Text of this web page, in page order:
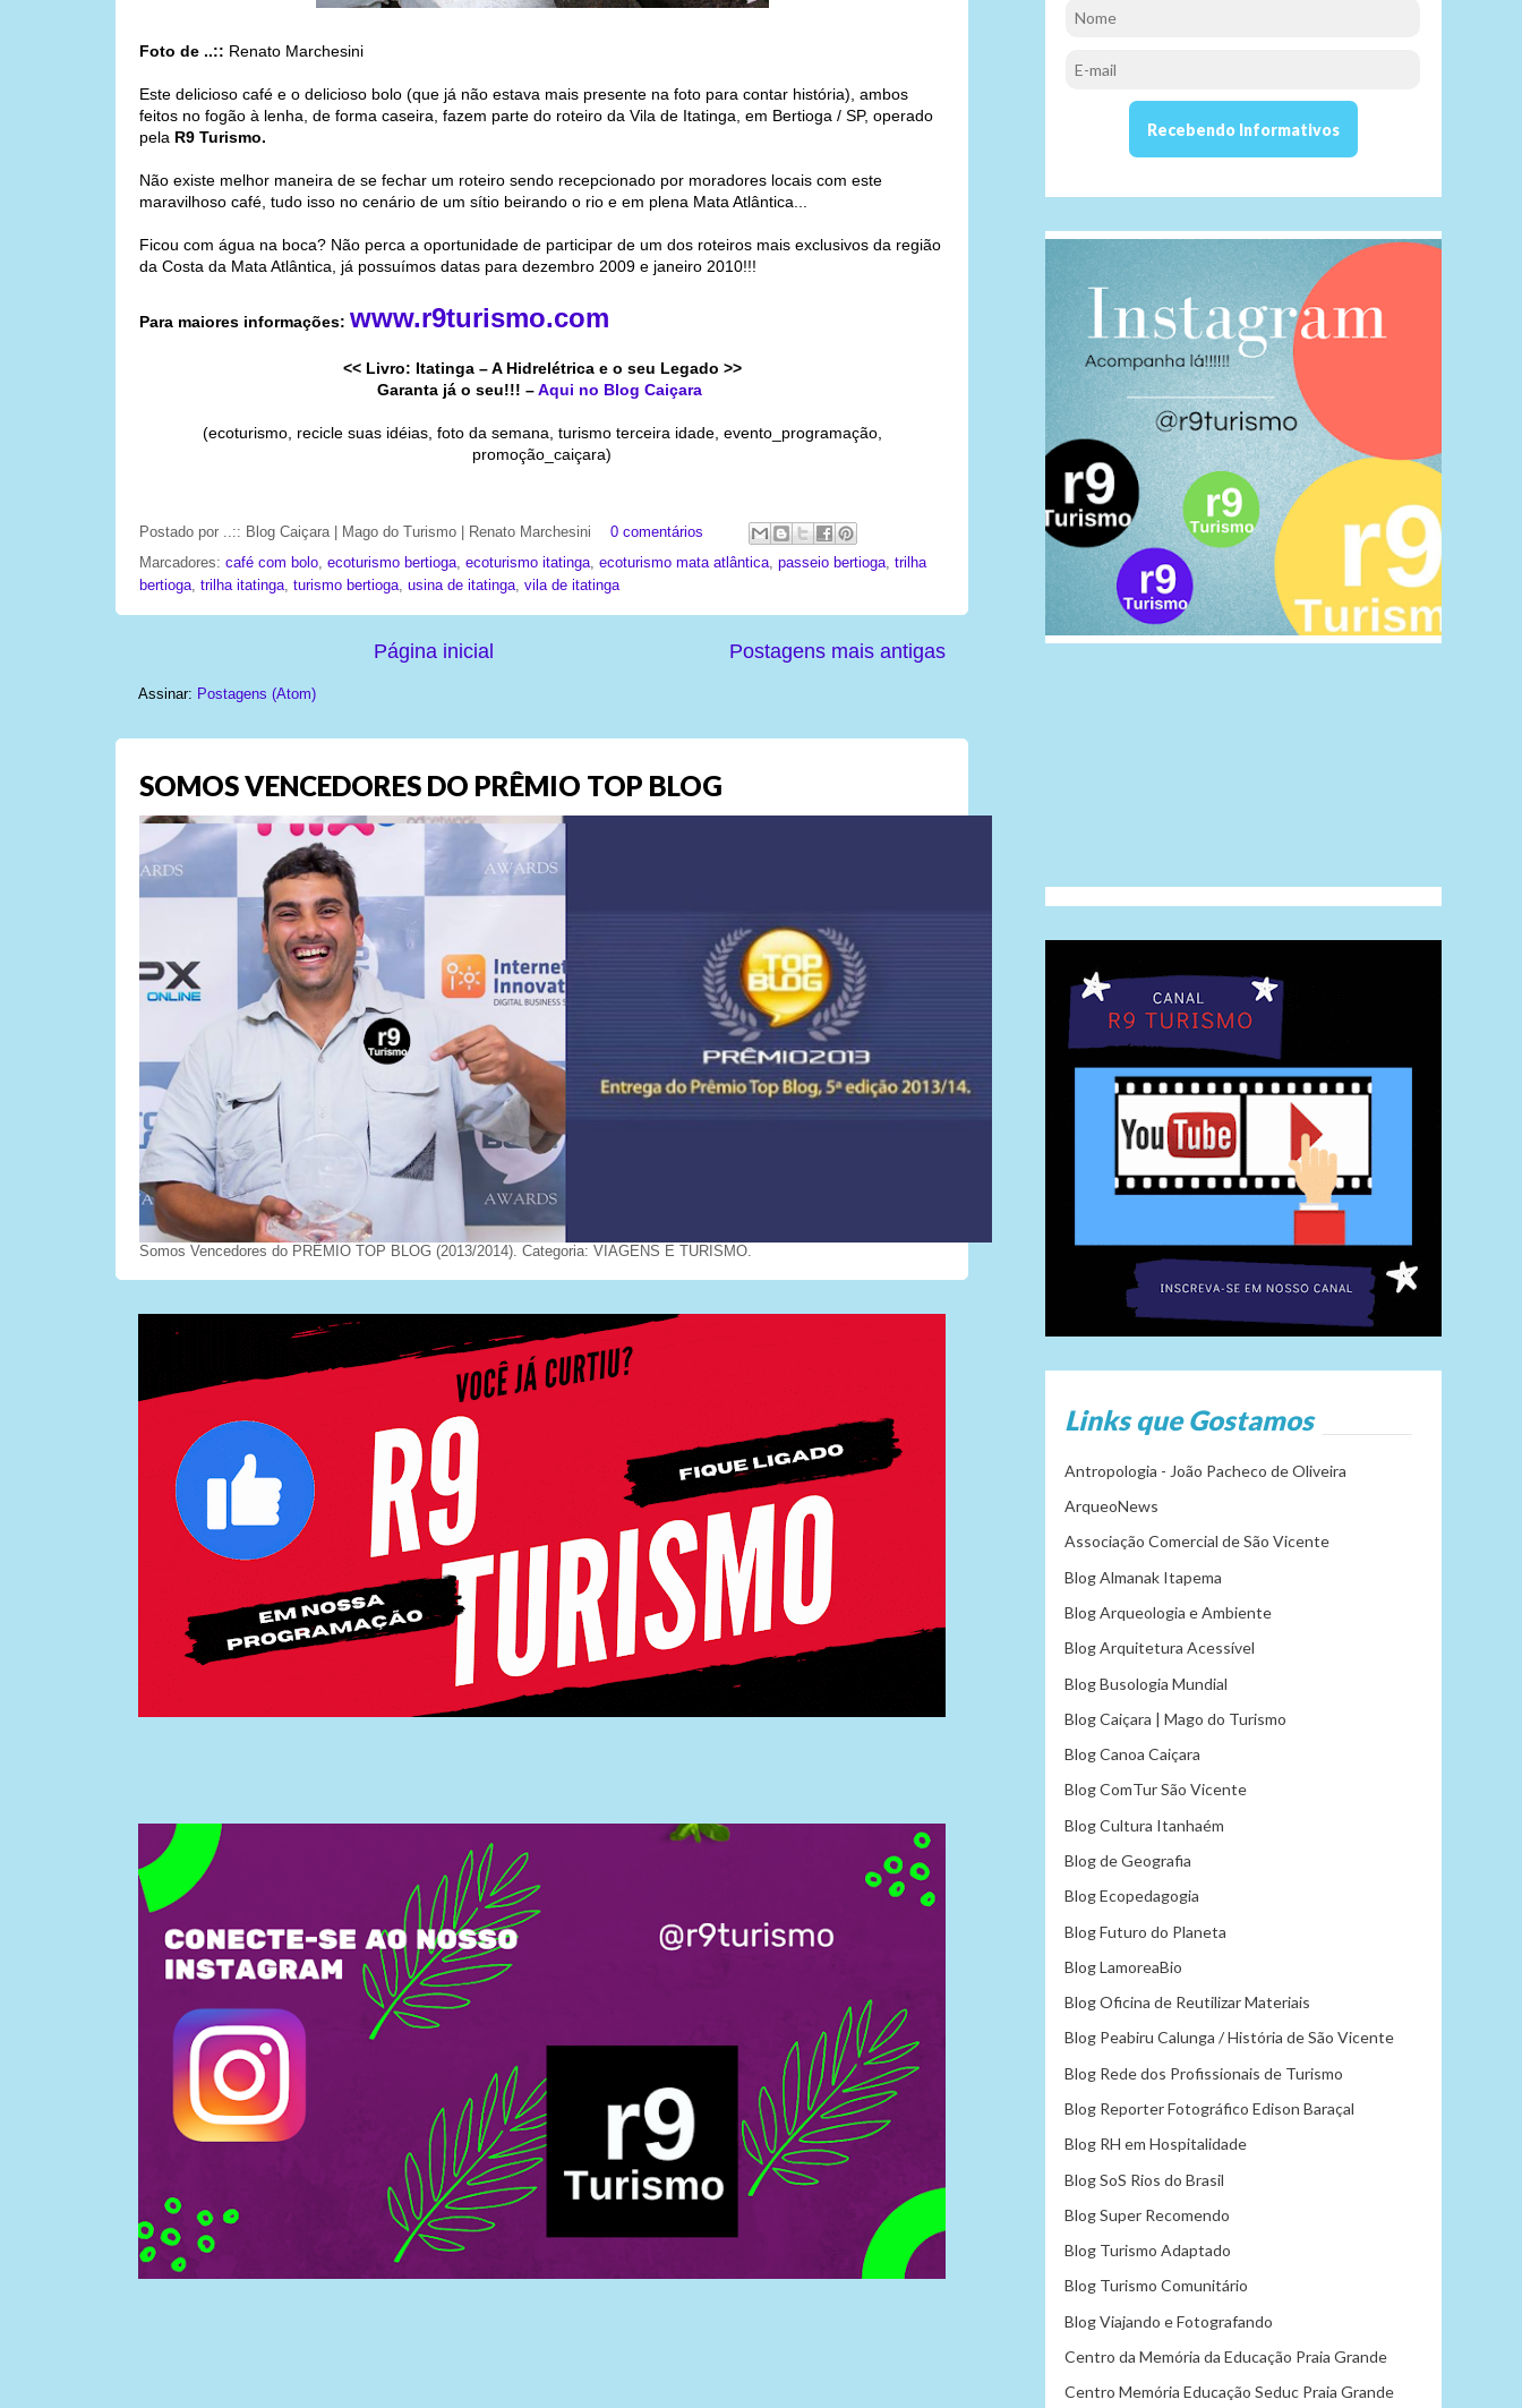
Foto de ..:: Renato Marchesini
Este delicioso café e o delicioso bolo (que já não estava mais presente na foto para contar história), ambos
feitos no fogão à lenha, de forma caseira, fazem parte do roteiro da Vila de Itatinga, em Bertioga / SP, operado
pela R9 Turismo.
Não existe melhor maneira de se fechar um roteiro sendo recepcionado por moradores locais com este
maravilhoso café, tudo isso no cenário de um sítio beirando o rio e em plena Mata Atlântica...
Ficou com água na boca? Não perca a oportunidade de participar de um dos roteiros mais exclusivos da região
da Costa da Mata Atlântica, já possuímos datas para dezembro 2009 e janeiro 2010!!!
Para maiores informações: www.r9turismo.com
<< Livro: Itatinga – A Hidrelétrica e o seu Legado >>
Garanta já o seu!!! –Aqui no Blog Caiçara
(ecoturismo, recicle suas idéias, foto da semana, turismo terceira idade, evento_programação,
promoção_caiçara)
Postado por ..:: Blog Caiçara | Mago do Turismo | Renato Marchesini
0 comentários
Marcadores: café com bolo, ecoturismo bertioga, ecoturismo itatinga, ecoturismo mata atlântica, passeio bertioga, trilha
bertioga, trilha itatinga, turismo bertioga, usina de itatinga, vila de itatinga
Postagens mais antigas
Página inicial
Assinar: Postagens (Atom)
SOMOS VENCEDORES DO PRÊMIO TOP BLOG
Somos Vencedores do PRÊMIO TOP BLOG (2013/2014). Categoria: VIAGENS E TURISMO.
Links que Gostamos
Antropologia - João Pacheco de Oliveira
ArqueoNews
Associação Comercial de São Vicente
Blog Almanak Itapema
Blog Arqueologia e Ambiente
Blog Arquitetura Acessível
Blog Busologia Mundial
Blog Caiçara | Mago do Turismo
Blog Canoa Caiçara
Blog ComTur São Vicente
Blog Cultura Itanhaém
Blog de Geografia
Blog Ecopedagogia
Blog Futuro do Planeta
Blog LamoreaBio
Blog Oficina de Reutilizar Materiais
Blog Peabiru Calunga / História de São Vicente
Blog Rede dos Profissionais de Turismo
Blog Reporter Fotográfico Edison Baraçal
Blog RH em Hospitalidade
Blog SoS Rios do Brasil
Blog Super Recomendo
Blog Turismo Adaptado
Blog Turismo Comunitário
Blog Viajando e Fotografando
Centro da Memória da Educação Praia Grande
Centro Memória Educação Seduc Praia Grande